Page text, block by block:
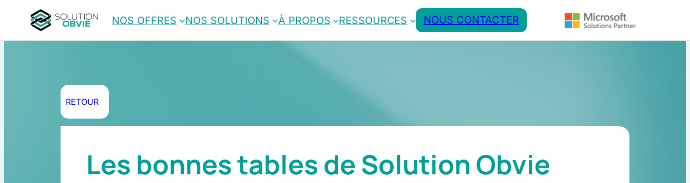
contenu
NOS OFFRES NOS SOLUTIONS À PROPOS RESSOURCES NOUS CONTACTER
RETOUR
Les bonnes tables de Solution Obvie